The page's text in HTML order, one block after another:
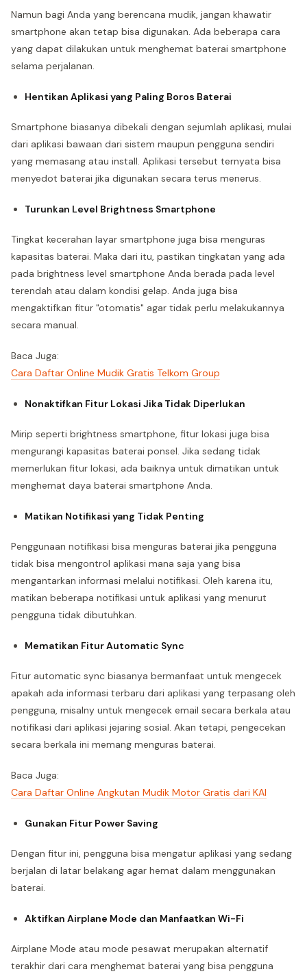
Namun bagi Anda yang berencana mudik, jangan khawatir
smartphone akan tetap bisa digunakan. Ada beberapa cara
yang dapat dilakukan untuk menghemat baterai smartphone
selama perjalanan.
Hentikan Aplikasi yang Paling Boros Baterai
Smartphone biasanya dibekali dengan sejumlah aplikasi, mulai
dari aplikasi bawaan dari sistem maupun pengguna sendiri
yang memasang atau install. Aplikasi tersebut ternyata bisa
menyedot baterai jika digunakan secara terus menerus.
Turunkan Level Brightness Smartphone
Tingkat kecerahan layar smartphone juga bisa menguras
kapasitas baterai. Maka dari itu, pastikan tingkatan yang ada
pada brightness level smartphone Anda berada pada level
terendah atau dalam kondisi gelap. Anda juga bisa
mengaktifkan fitur "otomatis" agar tidak perlu melakukannya
secara manual.
Baca Juga:
Cara Daftar Online Mudik Gratis Telkom Group
Nonaktifkan Fitur Lokasi Jika Tidak Diperlukan
Mirip seperti brightness smartphone, fitur lokasi juga bisa
mengurangi kapasitas baterai ponsel. Jika sedang tidak
memerlukan fitur lokasi, ada baiknya untuk dimatikan untuk
menghemat daya baterai smartphone Anda.
Matikan Notifikasi yang Tidak Penting
Penggunaan notifikasi bisa menguras baterai jika pengguna
tidak bisa mengontrol aplikasi mana saja yang bisa
mengantarkan informasi melalui notifikasi. Oleh karena itu,
matikan beberapa notifikasi untuk aplikasi yang menurut
pengguna tidak dibutuhkan.
Mematikan Fitur Automatic Sync
Fitur automatic sync biasanya bermanfaat untuk mengecek
apakah ada informasi terbaru dari aplikasi yang terpasang oleh
pengguna, misalny untuk mengecek email secara berkala atau
notifikasi dari aplikasi jejaring sosial. Akan tetapi, pengecekan
secara berkala ini memang menguras baterai.
Baca Juga:
Cara Daftar Online Angkutan Mudik Motor Gratis dari KAI
Gunakan Fitur Power Saving
Dengan fitur ini, pengguna bisa mengatur aplikasi yang sedang
berjalan di latar belakang agar hemat dalam menggunakan
baterai.
Aktifkan Airplane Mode dan Manfaatkan Wi-Fi
Airplane Mode atau mode pesawat merupakan alternatif
terakhir dari cara menghemat baterai yang bisa pengguna